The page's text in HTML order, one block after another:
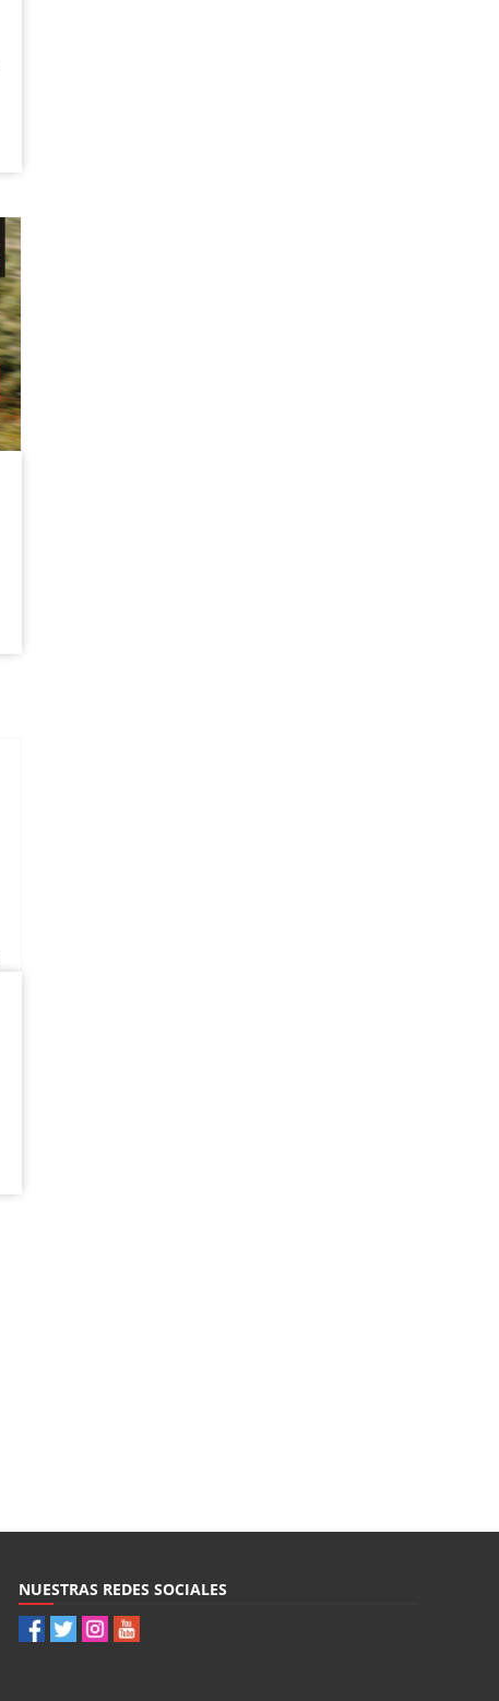
NUESTRAS REDES SOCIALES